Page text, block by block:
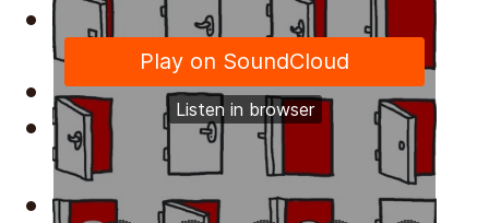
Hier kann man uns auch
hören:
Spotify
Apple
Menu